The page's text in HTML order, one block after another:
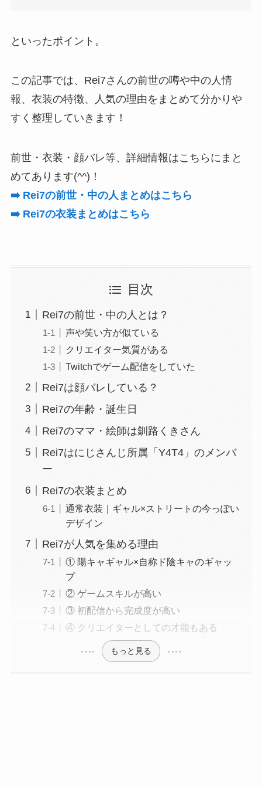
といったポイント。
この記事では、Rei7さんの前世の噂や中の人情
報、衣装の特徴、人気の理由をまとめて分かりや
すく整理していきます！
前世・衣装・顔バレ等、詳細情報はこちらにまと
めてあります(^^)！
➡️ Rei7の前世・中の人まとめはこちら
➡️ Rei7の衣装まとめはこちら
目次
Rei7の前世・中の人とは？
声や笑い方が似ている
クリエイター気質がある
Twitchでゲーム配信をしていた
Rei7は顔バレしている？
Rei7の年齢・誕生日
Rei7のママ・絵師は釧路くきさん
Rei7はにじさんじ所属「Y4T4」のメンバ
ー
Rei7の衣装まとめ
通常衣装｜ギャル×ストリートの今っぽい
デザイン
Rei7が人気を集める理由
① 陽キャギャル×自称ド陰キャのギャッ
プ
② ゲームスキルが高い
③ 初配信から完成度が高い
④ クリエイターとしての才能もある
もっと見る